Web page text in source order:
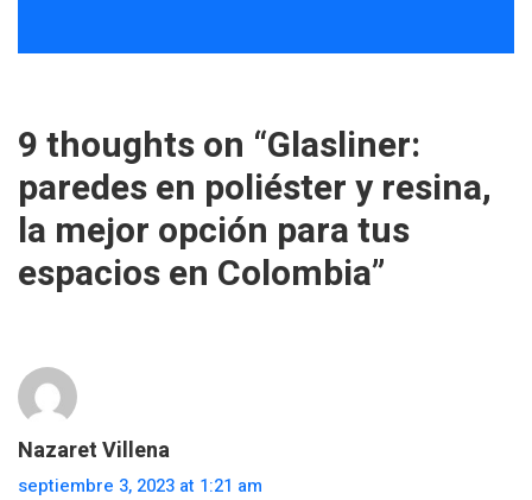
9 thoughts on “Glasliner:
paredes en poliéster y resina,
la mejor opción para tus
espacios en Colombia”
Nazaret Villena
septiembre 3, 2023 at 1:21 am